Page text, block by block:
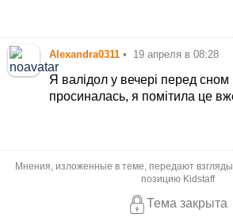
Alexandra0311 • 19 апреля в 08:28
Я валідол у вечері перед
просиналась, я помітила це
Мнения, изложенные в теме, передают
позицию Kidstaff
Тема закрыта